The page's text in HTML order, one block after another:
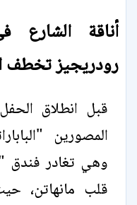
أناقة الشارع
رودريجيز تخطف
قبل انطلاق
المصورين
وهي تغادر فندق
قلب مانهاتن،